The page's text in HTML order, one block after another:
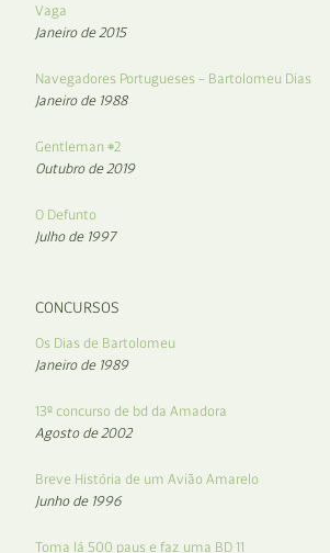
Vaga
Janeiro de 2015
Navegadores Portugueses – Bartolomeu Dias
Janeiro de 1988
Gentleman #2
Outubro de 2019
O Defunto
Julho de 1997
CONCURSOS
Os Dias de Bartolomeu
Janeiro de 1989
13º concurso de bd da Amadora
Agosto de 2002
Breve História de um Avião Amarelo
Junho de 1996
Toma lá 500 paus e faz uma BD 11